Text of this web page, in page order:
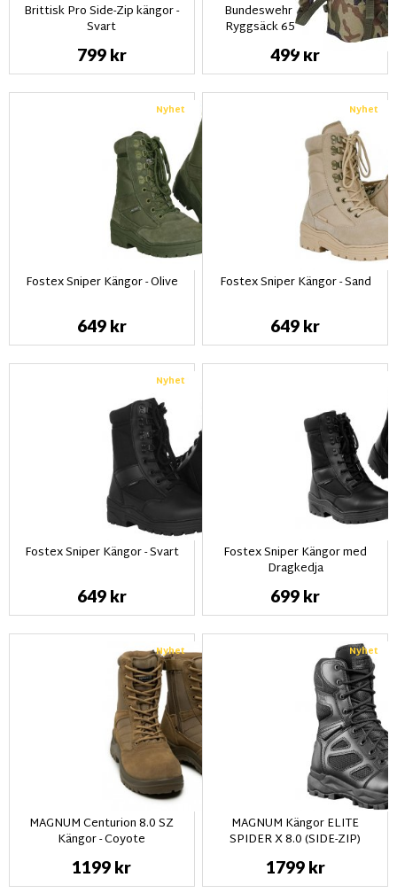
Brittisk Pro Side-Zip kängor -
Svart
799 kr
Bundeswehr Tysk Combat
Ryggsäck 65L - Woodland
camo
499 kr
Nyhet
Fostex Sniper Kängor - Olive
649 kr
Nyhet
Fostex Sniper Kängor - Sand
649 kr
Nyhet
Fostex Sniper Kängor - Svart
649 kr
Fostex Sniper Kängor med
Dragkedja
699 kr
Nyhet
MAGNUM Centurion 8.0 SZ
Kängor - Coyote
1199 kr
Nyhet
MAGNUM Kängor ELITE
SPIDER X 8.0 (SIDE-ZIP)
1799 kr